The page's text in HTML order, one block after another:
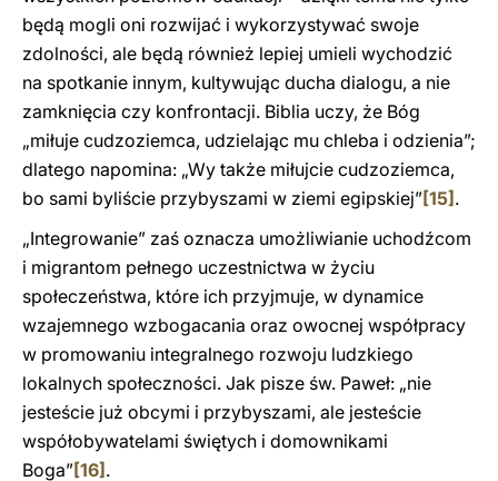
będą mogli oni rozwijać i wykorzystywać swoje
zdolności, ale będą również lepiej umieli wychodzić
na spotkanie innym, kultywując ducha dialogu, a nie
zamknięcia czy konfrontacji. Biblia uczy, że Bóg
„miłuje cudzoziemca, udzielając mu chleba i odzienia”;
dlatego napomina: „Wy także miłujcie cudzoziemca,
bo sami byliście przybyszami w ziemi egipskiej”[15] .
„Integrowanie” zaś oznacza umożliwianie uchodźcom
i migrantom pełnego uczestnictwa w życiu
społeczeństwa, które ich przyjmuje, w dynamice
wzajemnego wzbogacania oraz owocnej współpracy
w promowaniu integralnego rozwoju ludzkiego
lokalnych społeczności. Jak pisze św. Paweł: „nie
jesteście już obcymi i przybyszami, ale jesteście
współobywatelami świętych i domownikami
Boga”[16] .